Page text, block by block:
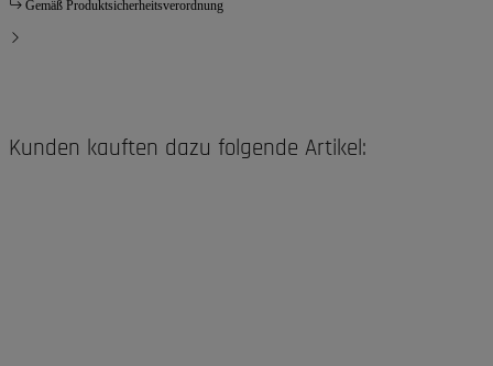
Gemäß Produktsicherheitsverordnung
Kunden kauften dazu folgende Artikel: